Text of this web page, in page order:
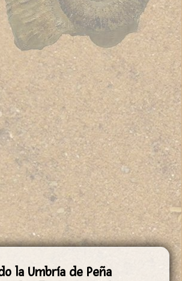
la Umbría de Peña